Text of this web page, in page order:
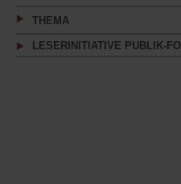
THEMA
LESERINITIATIVE PUBLIK-